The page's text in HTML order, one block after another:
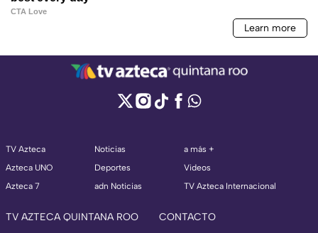
TV Azteca
Azteca UNO
Azteca 7
Noticias
Deportes
adn Noticias
a más +
Videos
TV Azteca Internacional
TV AZTECA QUINTANA ROO CONTACTO